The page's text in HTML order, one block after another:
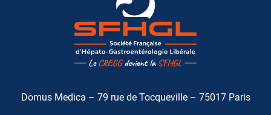
Domus Medica – 79 rue de Tocqueville – 75017 Paris